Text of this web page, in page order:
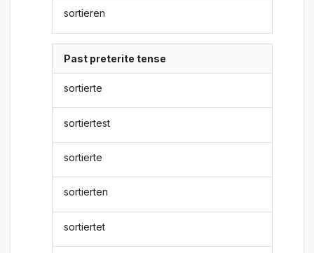
sortieren
Past preterite tense
sortierte
sortiertest
sortierte
sortierten
sortiertet